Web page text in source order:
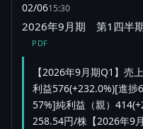
02/0615:30
2026年9月期 第1四半期
PDF
【2026年9月期Q1】売
利益576(+232.0%)[進捗
57%]純利益（親）
258.54円/株【2026年9